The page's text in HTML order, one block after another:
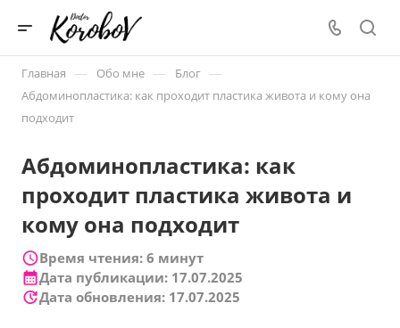
Главная — Обо мне — Блог —
Абдоминопластика: как проходит пластика живота и кому она
подходит
Абдоминопластика: как
проходит пластика живота и
кому она подходит
Время чтения: 6 минут
Дата публикации: 17.07.2025
Дата обновления: 17.07.2025